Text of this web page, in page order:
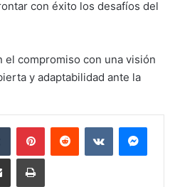
con éxito los desafíos del
el compromiso con una visión
y adaptabilidad ante la
Tumblr PinterestReddit VKontakte
Share via Email Print